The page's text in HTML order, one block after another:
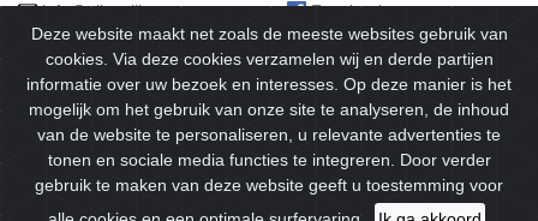
info@alleveilingen.net Facebook
© 2026Alleveilingen.Alle rechten voorbehouden.
Deze website maakt net zoals de meeste websites gebruik van
cookies. Via deze cookies verzamelen wij en derde partijen
informatie over uw bezoek en interesses. Op deze manier is het
mogelijk om het gebruik van onze site te analyseren, de inhoud
van de website te personaliseren, u relevante advertenties te
tonen en sociale media functies te integreren. Door verder
gebruik te maken van deze website geeft u toestemming voor